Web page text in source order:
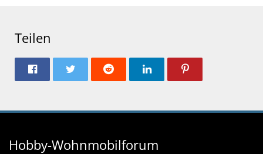
Teilen
Hobby-Wohnmobilforum